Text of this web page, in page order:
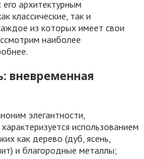
его архитектурным
классические, так и
из которых имеет свои
наиболее
вневременная
элегантности,
использованием
как дерево (дуб, ясень,
и благородные металлы;